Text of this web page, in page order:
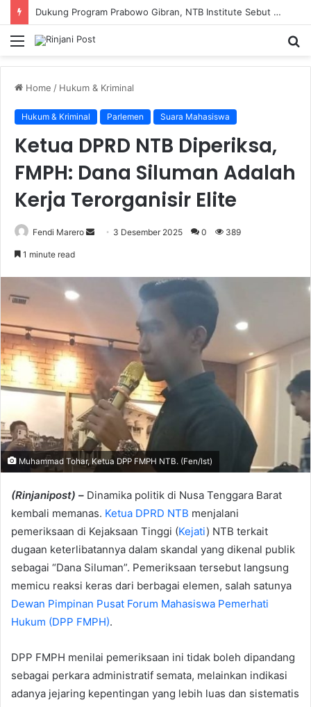
Dukung Program Prabowo Gibran, NTB Institute Sebut MBG dan Kopdes Solusi Percepatan Pembangunan Daerah 3T
Menu
Home / Hukum & Kriminal
Hukum & Kriminal Parlemen Suara Mahasiswa
Ketua DPRD NTB Diperiksa,
FMPH: Dana Siluman Adalah
Kerja Terorganisir Elite
Fendi Marero
Send3 Desember 2025 0 389
1 minute read
Muhammad Tohar, Ketua DPP FMPH NTB. (Fen/Ist)
(Rinjanipost) – Dinamika politik di Nusa Tenggara Barat
kembali memanas. Ketua DPRD NTB menjalani
pemeriksaan di Kejaksaan Tinggi (Kejati) NTB terkait
dugaan keterlibatannya dalam skandal yang dikenal publik
sebagai “Dana Siluman”. Pemeriksaan tersebut langsung
memicu reaksi keras dari berbagai elemen, salah satunya
Dewan Pimpinan Pusat Forum Mahasiswa Pemerhati
Hukum (DPP FMPH).
DPP FMPH menilai pemeriksaan ini tidak boleh dipandang
sebagai perkara administratif semata, melainkan indikasi
adanya jejaring kepentingan yang lebih luas dan sistematis